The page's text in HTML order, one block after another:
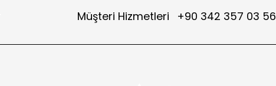
Müşteri Hizmetleri +90 342 357 03 56